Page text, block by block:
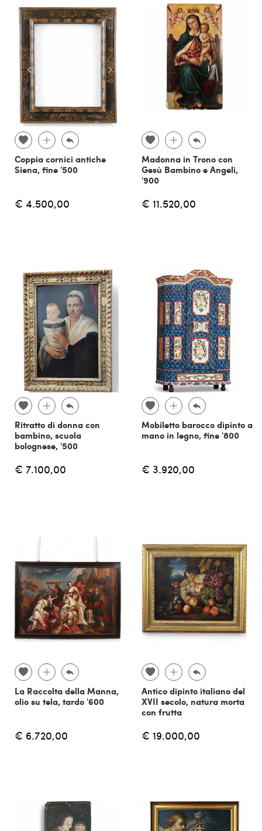
Coppia cornici antiche
Siena, fine '500
€ 4.500,00
Madonna in Trono con
Gesù Bambino e Angeli,
'900
€ 11.520,00
Ritratto di donna con
bambino, scuola
bolognese, '500
€ 7.100,00
Mobiletto barocco dipinto a
mano in legno, fine '800
€ 3.920,00
La Raccolta della Manna,
olio su tela, tardo '600
€ 6.720,00
Antico dipinto italiano del
XVII secolo, natura morta
con frutta
€ 19.000,00